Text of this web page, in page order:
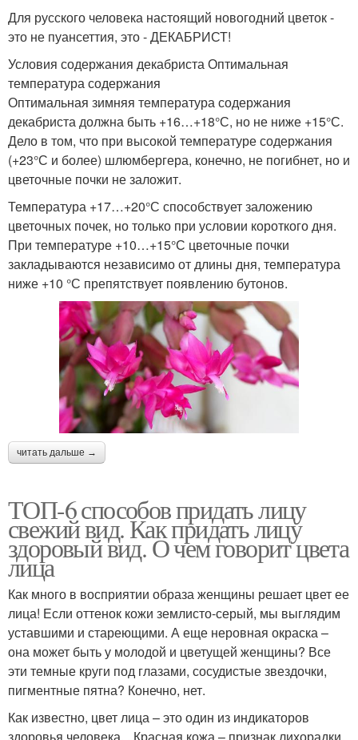
Для русского человека настоящий новогодний цветок -
это не пуансеттия, это - ДЕКАБРИСТ!
Условия содержания декабриста Оптимальная
температура содержания
Оптимальная зимняя температура содержания
декабриста должна быть +16…+18°С, но не ниже +15°С.
Дело в том, что при высокой температуре содержания
(+23°С и более) шлюмбергера, конечно, не погибнет, но и
цветочные почки не заложит.
Температура +17…+20°С способствует заложению
цветочных почек, но только при условии короткого дня.
При температуре +10…+15°С цветочные почки
закладываются независимо от длины дня, температура
ниже +10 °С препятствует появлению бутонов.
читать дальше →
ТОП-6 способов придать лицу
свежий вид. Как придать лицу
здоровый вид. О чем говорит цвета
лица
Как много в восприятии образа женщины решает цвет ее
лица! Если оттенок кожи землисто-серый, мы выглядим
уставшими и стареющими. А еще неровная окраска –
она может быть у молодой и цветущей женщины? Все
эти темные круги под глазами, сосудистые звездочки,
пигментные пятна? Конечно, нет.
Как известно, цвет лица – это один из индикаторов